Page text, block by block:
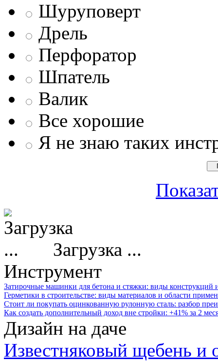
Шуруповерт
Дрель
Перфоратор
Шпатель
Валик
Все хорошие
Я не знаю таких
Загрузка ...
Инструмент
Затирочные машинки для бетона и стяжки: виды конструкций
Герметики в строительстве: виды материалов и области
Стоит ли покупать оцинкованную рулонную сталь: разбор
Как создать дополнительный доход вне стройки: +41% за 2
Дизайн на даче
Известняковый щебень и